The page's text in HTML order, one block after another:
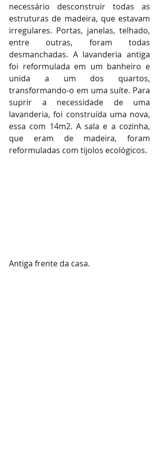
necessário desconstruir todas as
estruturas de madeira, que estavam
irregulares. Portas, janelas, telhado,
entre outras, foram todas
desmanchadas. A lavanderia antiga
foi reformulada em um banheiro e
unida a um dos quartos,
transformando-o em uma suíte. Para
suprir a necessidade de uma
lavanderia, foi construída uma nova,
essa com 14m2. A sala e a cozinha,
que eram de madeira, foram
reformuladas com tijolos ecológicos.
Antiga frente da casa.